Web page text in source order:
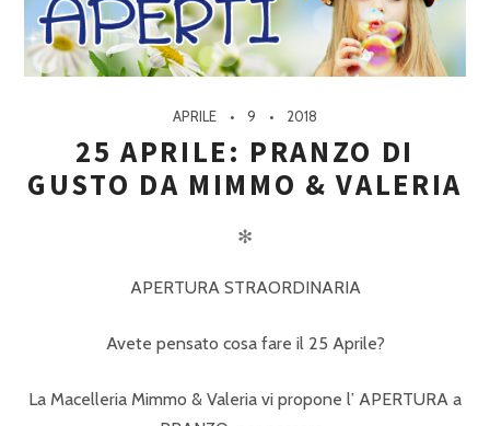
APRILE 9 2018
25 APRILE: PRANZO DI
GUSTO DA MIMMO & VALERIA
✻
APERTURA STRAORDINARIA
Avete pensato cosa fare il 25 Aprile?
La Macelleria Mimmo & Valeria vi propone l’ APERTURA a